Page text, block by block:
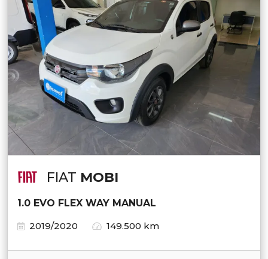
FIAT MOBI
1.0 EVO FLEX WAY MANUAL
2019/2020
149.500 km